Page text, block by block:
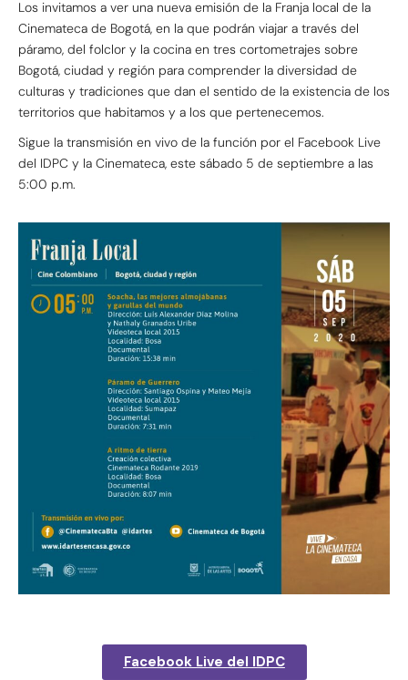
Los invitamos a ver una nueva emisión de la Franja local de la
Cinemateca de Bogotá, en la que podrán viajar a través del
páramo, del folclor y la cocina en tres cortometrajes sobre
Bogotá, ciudad y región para comprender la diversidad de
culturas y tradiciones que dan el sentido de la existencia de los
territorios que habitamos y a los que pertenecemos.
Sigue la transmisión en vivo de la función por el Facebook Live
del IDPC y la Cinemateca, este sábado 5 de septiembre a las
5:00 p.m.
Facebook Live del IDPC